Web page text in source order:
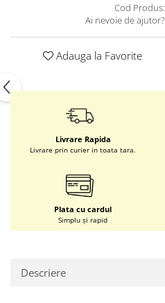
Cod Produs:
Ai nevoie de ajutor?
Adauga la Favorite
Livrare Rapida
Livrare prin curier in toata tara.
Plata cu cardul
Simplu și rapid
Descriere